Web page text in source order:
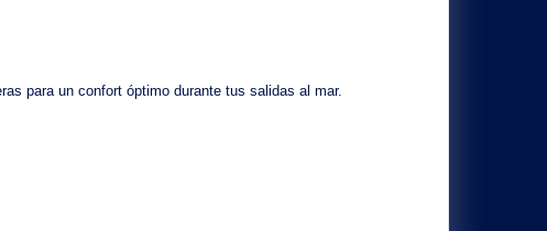
para un confort óptimo durante tus salidas al mar.